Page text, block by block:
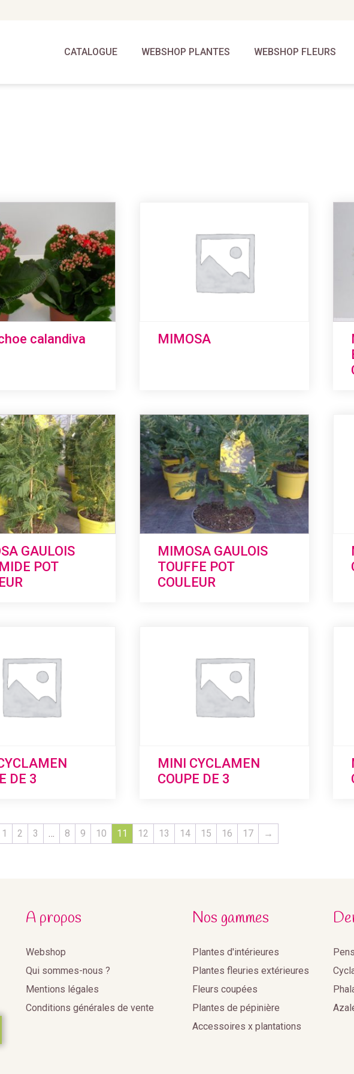
CATALOGUE WEBSHOP PLANTES WEBSHOP FLEURS
calandiva
MIMOSA
GAULOIS
POT
MIMOSA GAULOIS
TOUFFE POT
COULEUR
DE 3
MINI CYCLAMEN
COUPE DE 3
1 2 3 … 8 9 10 11 12 13 14 15 16 17 →
A propos
Webshop
Qui sommes-nous ?
Mentions légales
Conditions générales de vente
Nos gammes
Plantes d'intérieures
Plantes fleuries extérieures
Fleurs coupées
Plantes de pépinière
Accessoires x plantations